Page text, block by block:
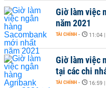
Giờ làm việc
năm 2021
TÀI CHÍNH - 11:04
Giờ làm việc
tại các chi
TÀI CHÍNH - 16:59